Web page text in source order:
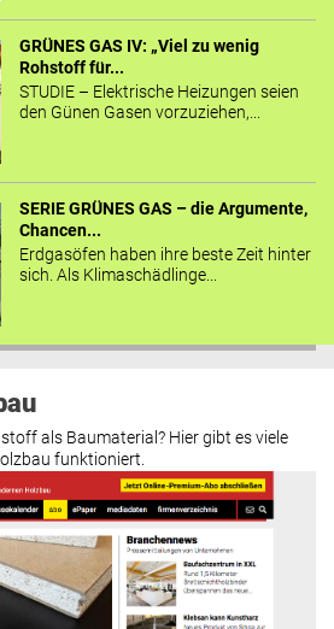
GRÜNES GAS IV: „Viel zu wenig
Rohstoff für...
STUDIE – Elektrische Heizungen seien
den Günen Gasen vorzuziehen,...
SERIE GRÜNES GAS – die Argumente,
Chancen...
Erdgasöfen haben ihre beste Zeit hinter
sich. Als Klimaschädlinge...
als Baumaterial? Hier gibt es viele
funktioniert.